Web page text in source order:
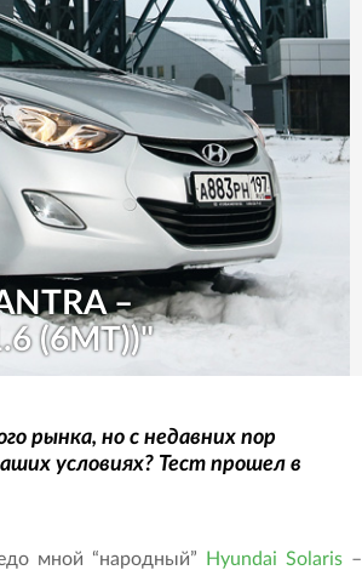
–
(6MT))"
рынка, но с недавних пор
условиях? Тест прошел в
мной “народный” Hyundai Solaris–